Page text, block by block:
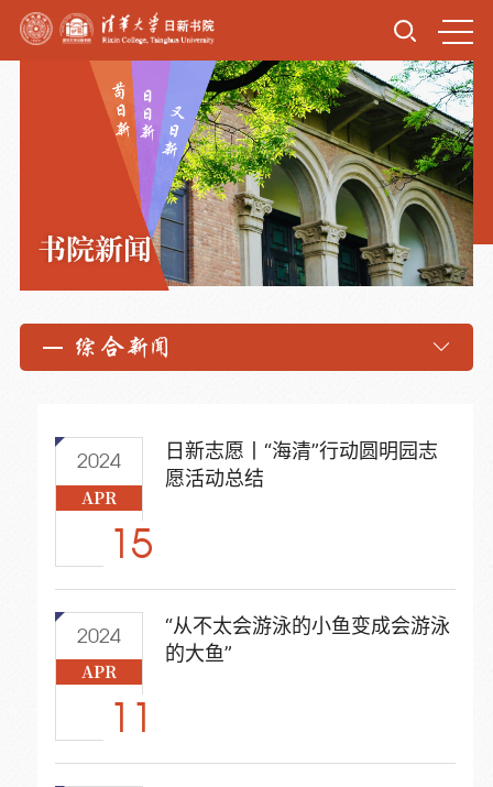
书院新闻
综合新闻
2024
APR
15
日新志愿丨“海清”行动圆明园志
愿活动总结
2024
APR
11
“从不太会游泳的小鱼变成会游泳
的大鱼”